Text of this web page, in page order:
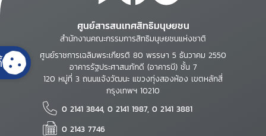
ศูนย์สารสนเทศสิทธิมนุษยชน
สำนักงานคณะกรรมการสิทธิมนุษยชนแห่งชาติ
ศูนย์ราชการเฉลิมพระเกียรติ 80 พรรษา 5 ธันวาคม 2550
อาคารรัฐประศาสนภักดี (อาคารบี) ชั้น 7
120 หมู่ที่ 3 ถนนแจ้งวัฒนะ แขวงทุ่งสองห้อง เขตหลักสี่
กรุงเทพฯ 10210
0 2141 3844, 0 2141 1987, 0 2141 3881
0 2143 7746